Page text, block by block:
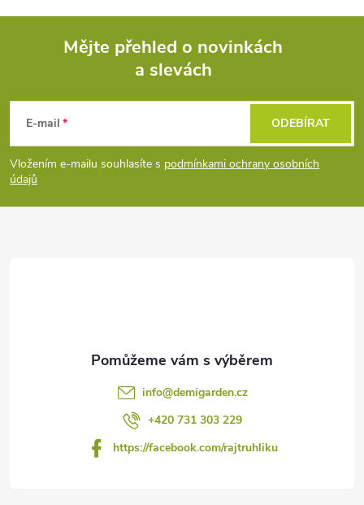
p
a
Mějte přehled o novinkách
a slevách
E-mail
Vložením e-mailu souhlasíte s podmínkami ochrany osobních
údajů
ODEBÍRAT
info@demigarden.cz
+420 731 303 229
https://facebook.com/rajtruhliku